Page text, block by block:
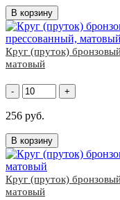
В корзину
Круг (пруток)
матовый
- +
256 руб.
В корзину
Круг (пруток)
матовый